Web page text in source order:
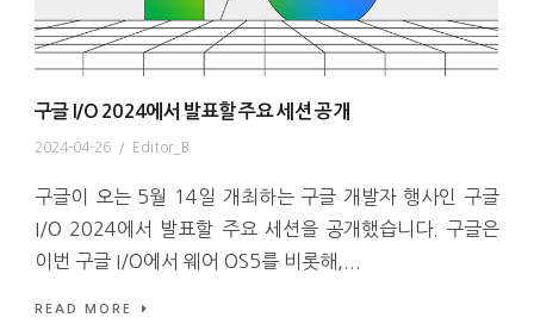
구글 I/O 2024에서 발표할 주요 세션 공개
2024-04-26 / Editor_B
구글이 오는 5월 14일 개최하는 구글 개발자 행사인 구글
I/O 2024에서 발표할 주요 세션을 공개했습니다. 구글은
이번 구글 I/O에서 웨어 OS5를 비롯해,...
READ MORE